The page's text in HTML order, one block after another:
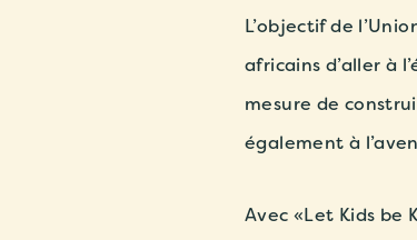
L’objectif de
africains d’aller à
mesure de
également à
Avec «Let Kids be